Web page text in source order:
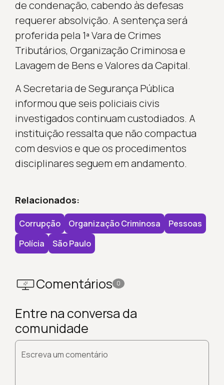
de condenação, cabendo às defesas
requerer absolvição. A sentença será
proferida pela 1ª Vara de Crimes
Tributários, Organização Criminosa e
Lavagem de Bens e Valores da Capital.
A Secretaria de Segurança Pública
informou que seis policiais civis
investigados continuam custodiados. A
instituição ressalta que não compactua
com desvios e que os procedimentos
disciplinares seguem em andamento.
Relacionados:
Corrupção Organização Criminosa
Pessoas
Polícia
São Paulo
Comentários 0
Entre na conversa da
comunidade
Escreva um comentário